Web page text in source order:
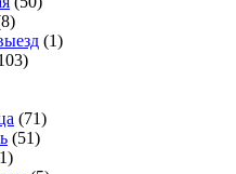
(1)
(71)
(51)